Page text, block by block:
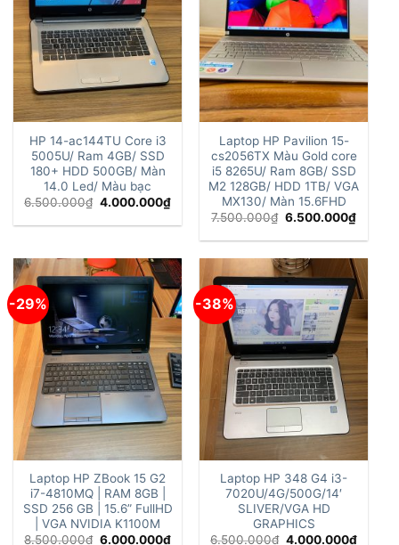
HP 14-ac144TU Core i3
5005U/ Ram 4GB/ SSD
180+ HDD 500GB/ Màn
14.0 Led/ Màu bạc
6.500.000₫ Giá
là:
4.000.000₫Giá
tại
Laptop HP Pavilion 15-
cs2056TX Màu Gold core
i5 8265U/ Ram 8GB/ SSD
M2 128GB/ HDD 1TB/ VGA
MX130/ Màn 15.6FHD
7.500.000₫ Giá
là:
6.500.000₫Giá
tại
-29%
Laptop HP ZBook 15 G2
i7-4810MQ | RAM 8GB |
SSD 256 GB | 15.6” FullHD
| VGA NVIDIA K1100M
8.500.000₫ Giá
6.000.000₫Giá
-38%
Laptop HP 348 G4 i3-
7020U/4G/500G/14′
SLIVER/VGA HD
GRAPHICS
6.500.000₫ Giá
4.000.000₫Giá